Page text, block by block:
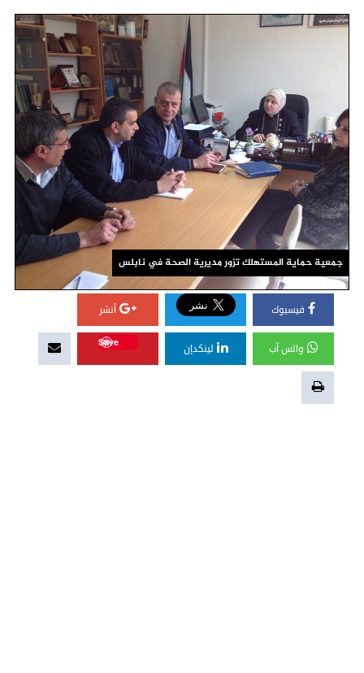
جمعية حماية المستهلك تزور مديرية الصحة في نابلس
فيسبوك أنشر
واتس آب لينكدإن
Save